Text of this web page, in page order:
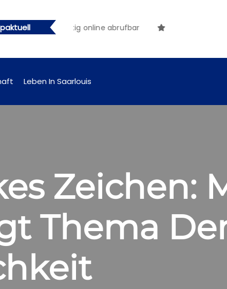
künftig online abrufbar
Leben In Saarlouis
Zeichen:
Thema